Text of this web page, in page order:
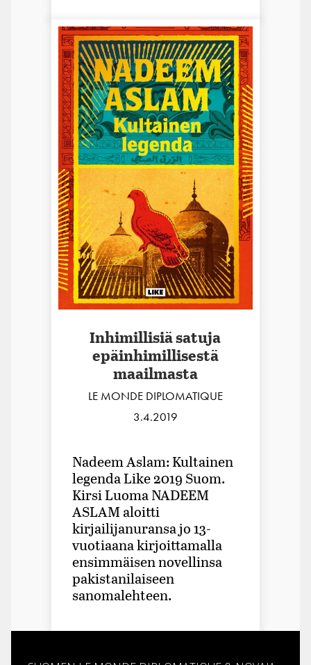
Inhimillisiä satuja
epäinhimillisestä
maailmasta
LE MONDE DIPLOMATIQUE
3.4.2019
Nadeem Aslam: Kultainen
legenda Like 2019 Suom.
Kirsi Luoma NADEEM
ASLAM aloitti
kirjailijanuransa jo 13-
vuotiaana kirjoittamalla
ensimmäisen novellinsa
pakistanilaiseen
sanomalehteen.